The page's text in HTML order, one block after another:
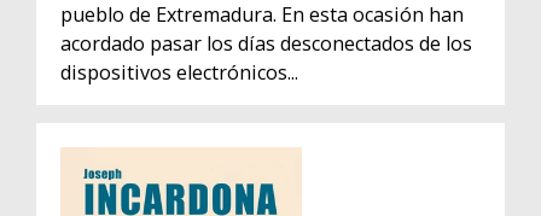
pueblo de Extremadura. En esta ocasión han
acordado pasar los días desconectados de los
dispositivos electrónicos...